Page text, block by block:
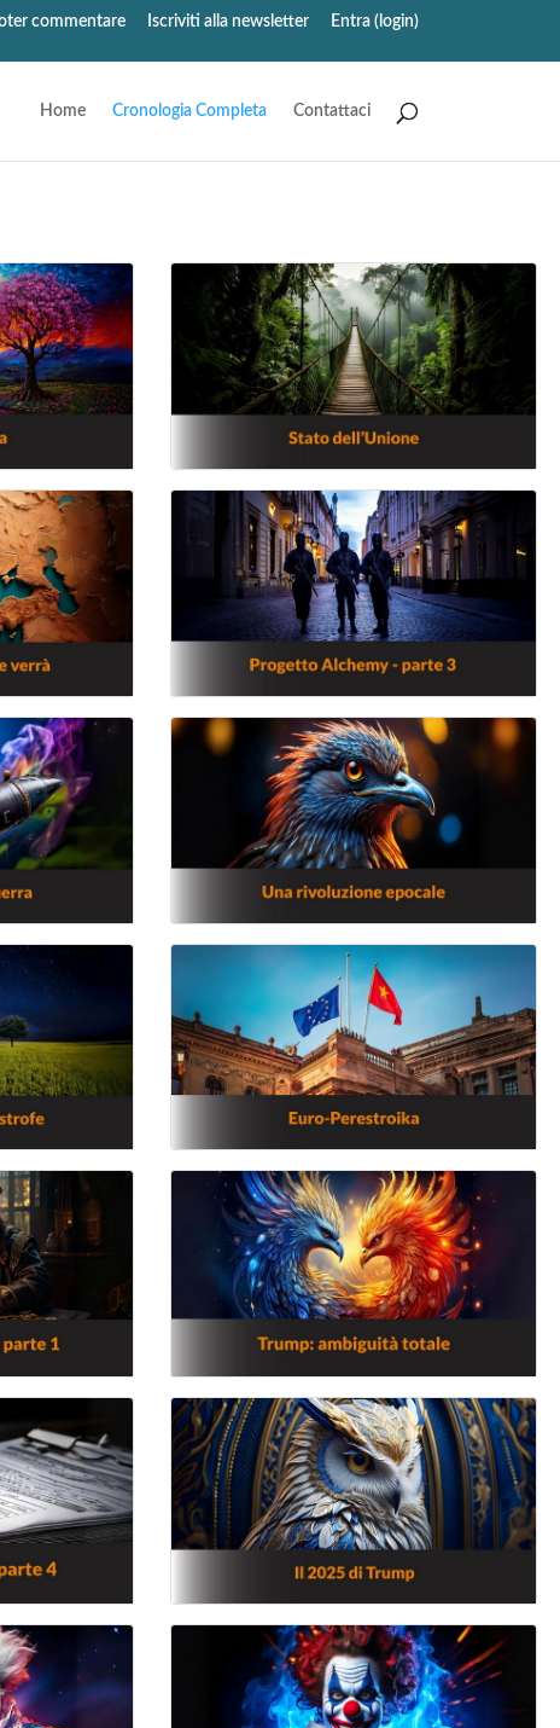
commentare Iscriviti alla newsletter Entra (login)
Home Cronologia Completa Contattaci